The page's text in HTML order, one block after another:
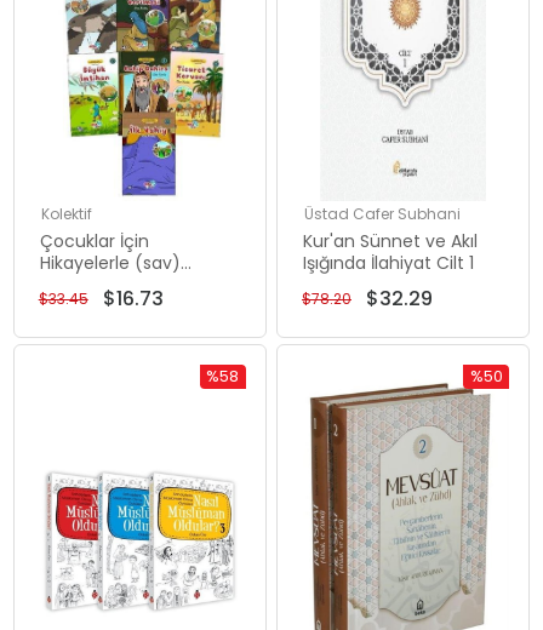
Kolektif
Çocuklar İçin
Hikayelerle (sav)
Peygamber Hayatı
Mekke Dönemi Seti -
$16.73
$33.45
Üstad Cafer Subhani
Kur'an Sünnet ve Akıl
Işığında İlahiyat Cilt 1
$32.29
$78.20
%58
%50
İndirim